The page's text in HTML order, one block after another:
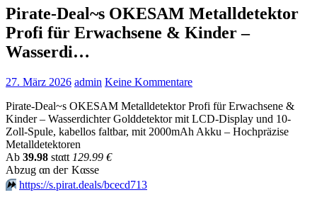
Pirate-Deal~s OKESAM Metalldetektor
Profi für Erwachsene & Kinder –
Wasserdi…
27. März 2026 admin Keine Kommentare
Pirate-Deal~s OKESAM Metalldetektor Profi für Erwachsene &
Kinder – Wasserdichter Golddetektor mit LCD-Display und 10-
Zoll-Spule, kabellos faltbar, mit 2000mAh Akku – Hochpräzise
Metalldetektoren
Аb 39.98 stαtt 129.99 €
Аbzug αn dег Kαssе
⏩️ https://s.pirat.deals/bcecd713